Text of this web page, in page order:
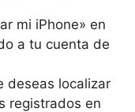
mi iPhone» en
a tu ​cuenta ‌de
deseas localizar
registrados en